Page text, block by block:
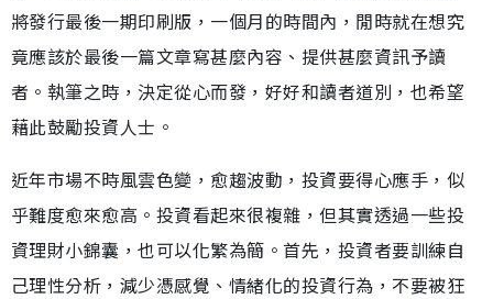
將發行最後一期印刷版，一個月的時間內，閒時就在想究
竟應該於最後一篇文章寫甚麼內容、提供甚麼資訊予讀
者。執筆之時，決定從心而發，好好和讀者道別，也希望
藉此鼓勵投資人士。
近年市場不時風雲色變，愈趨波動，投資要得心應手，似
乎難度愈來愈高。投資看起來很複雜，但其實透過一些投
資理財小錦囊，也可以化繁為簡。首先，投資者要訓練自
己理性分析，減少憑感覺、情緒化的投資行為，不要被狂